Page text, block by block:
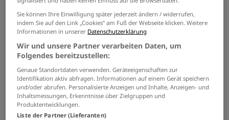
Start Suchergebnisse Meine Merkliste
Jobs von Caritasverband für die
Region Düren-Jülich e.V.
GRENZEN SIE IHRE SUCHE EIN
Keine Suchergebnisse gefunden.
Sie können Ihre Einwilligung später jederzeit ändern / widerrufen,
indem Sie auf den Link „Cookies” am Fuß der Webseite klicken. Weitere
Informationen in unserer Datenschutzerklärung
Wir und unsere Partner verarbeiten Daten, um
Folgendes bereitzustellen:
Genaue Standortdaten verwenden. Geräteeigenschaften zur
Identifikation aktiv abfragen. Informationen auf einem Gerät speichern
und/oder abrufen. Personalisierte Anzeigen und Inhalte, Anzeigen- und
Inhaltsmessungen, Erkenntnisse über Zielgruppen und
Produktentwicklungen.
Liste der Partner (Lieferanten)